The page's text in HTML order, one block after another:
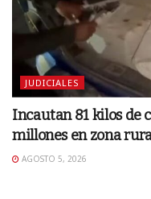
JUDICIALES
Incautan 81 kilos de
millones en zona
AGOSTO 5, 2026